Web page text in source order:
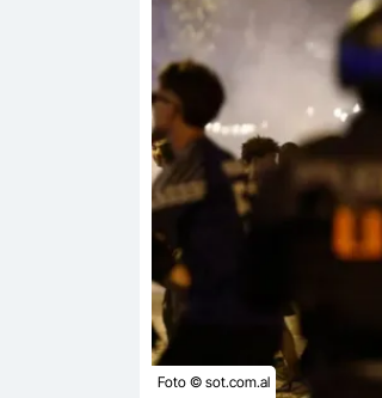
Foto © sot.com.al